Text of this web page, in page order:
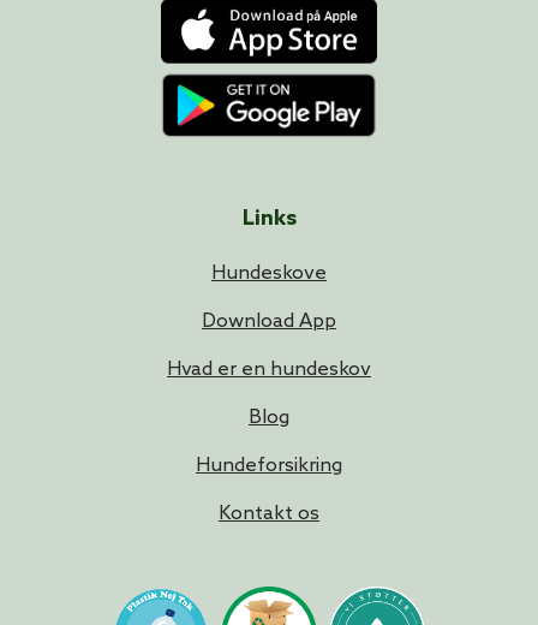
Links
Hundeskove
Download App
Hvad er en hundeskov
Blog
Hundeforsikring
Kontakt os